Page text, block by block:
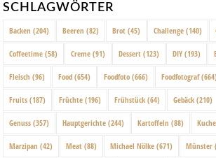
SCHLAGWÖRTER
Backen (204) Beeren (82) Brot (45) Challenge (140)
Coffeetime (58) Creme (91) Dessert (123) DIY (193)
Fleisch (96) Food (654) Foodfoto (666) Foodfotograf(664)
Fruits (187) Früchte (196) Frühstück (64) Gebäck (210)
Genuss (357) Hauptgerichte (244) Kartoffeln (88)
Marzipan (42) Meat (88) Michael Nölke (671) Münster